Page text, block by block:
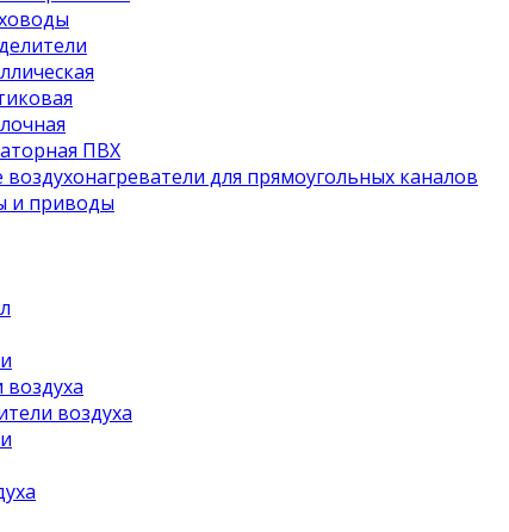
ПВХ
для прямоугольных каналов
и приводы
воздуха
воздуха